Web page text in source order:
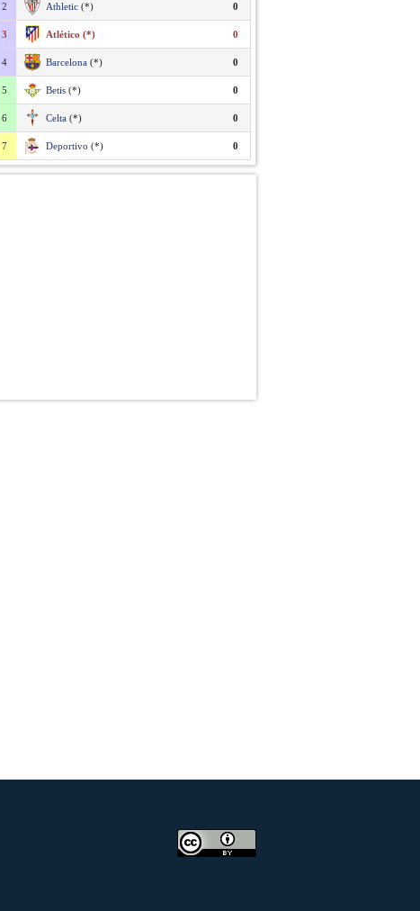
2 Athletic (*) 0
3 Atlético (*) 0
4 Barcelona (*) 0
5 Betis (*) 0
6 Celta (*) 0
7 Deportivo (*) 0